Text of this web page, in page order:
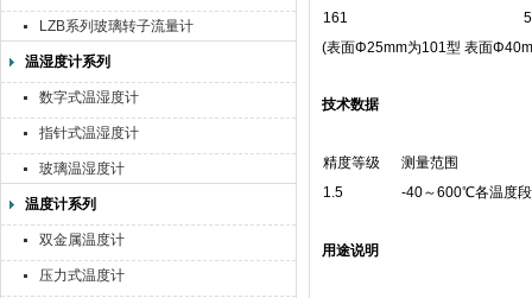
LZB系列玻璃转子流量计
温湿度计系列
数字式温湿度计
指针式温湿度计
玻璃温湿度计
温度计系列
双金属温度计
压力式温度计
161
5
(表面Φ25mm为101型 表面
技术数据
精度等级
测量范围
1.5
-40～600℃各温度段
用途说明